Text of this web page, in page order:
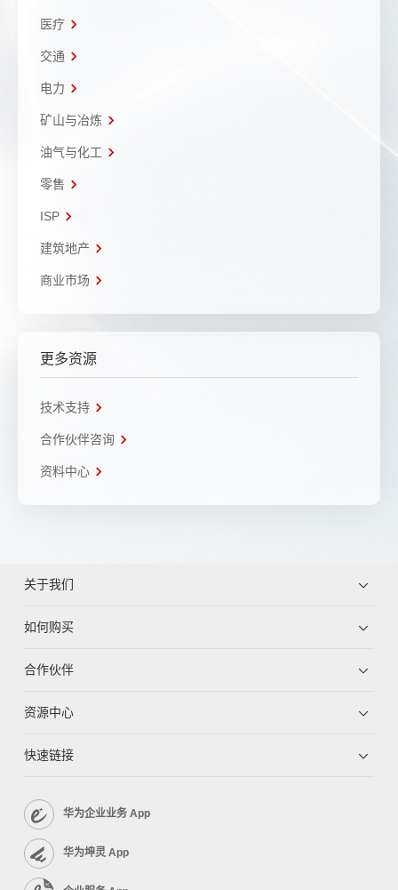
医疗
交通
电力
矿山与冶炼
油气与化工
零售
ISP
建筑地产
商业市场
更多资源
技术支持
合作伙伴咨询
资料中心
关于我们
如何购买
合作伙伴
资源中心
快速链接
华为企业业务 App
华为坤灵 App